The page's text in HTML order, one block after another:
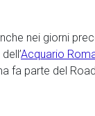
nei giorni
Acquario
fa parte del